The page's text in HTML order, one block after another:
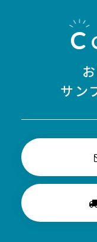
C
サン